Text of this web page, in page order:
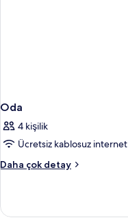
Oda
4 kişilik
Ücretsiz kablosuz internet
Daha çok detay
Oda
detay